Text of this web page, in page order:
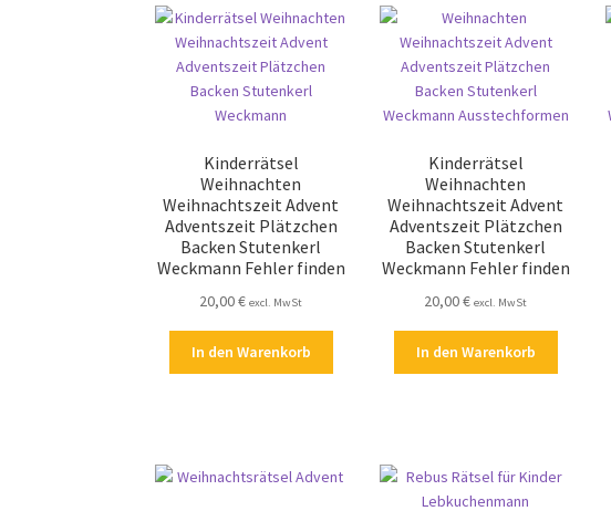
Kinderrätsel
Weihnachten
Weihnachtszeit Advent
Adventszeit Plätzchen
Backen Stutenkerl
Weckmann Fehler finden
20,00€ excl. MwSt
In den Warenkorb
Kinderrätsel
Weihnachten
Weihnachtszeit Advent
Adventszeit Plätzchen
Backen Stutenkerl
Weckmann Fehler finden
20,00€ excl. MwSt
In den Warenkorb